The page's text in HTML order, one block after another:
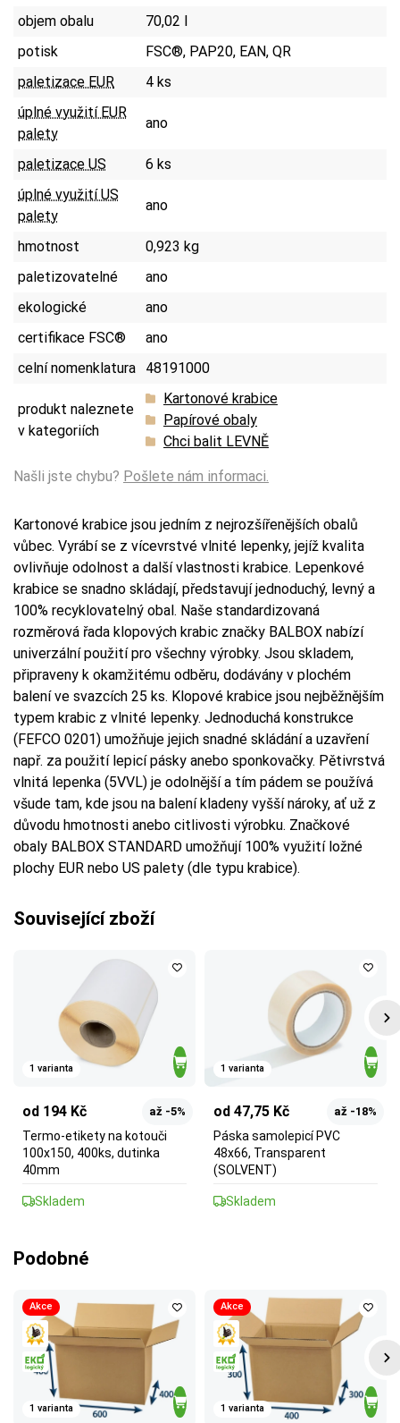
objem obalu
70,02 l
potisk
FSC®, PAP20, EAN, QR
paletizace EUR
4 ks
úplné využití EUR
palety
ano
paletizace US
6 ks
úplné využití US
palety
ano
hmotnost
0,923 kg
paletizovatelné
ano
ekologické
ano
certifikace FSC®
ano
celní nomenklatura
48191000
produkt naleznete
v kategoriích
Kartonové krabice
Papírové obaly
Chci balit LEVNĚ
Našli jste chybu? Pošlete nám informaci.
Kartonové krabice jsou jedním z nejrozšířenějších obalů
vůbec. Vyrábí se z vícevrstvé vlnité lepenky, jejíž kvalita
ovlivňuje odolnost a další vlastnosti krabice. Lepenkové
krabice se snadno skládají, představují jednoduchý, levný a
100% recyklovatelný obal. Naše standardizovaná
rozměrová řada klopových krabic značky BALBOX nabízí
univerzální použití pro všechny výrobky. Jsou skladem,
připraveny k okamžitému odběru, dodávány v plochém
balení ve svazcích 25 ks. Klopové krabice jsou nejběžnějším
typem krabic z vlnité lepenky. Jednoduchá konstrukce
(FEFCO 0201) umožňuje jejich snadné skládání a uzavření
např. za použití lepicí pásky anebo sponkovačky. Pětivrstvá
vlnitá lepenka (5VVL) je odolnější a tím pádem se používá
všude tam, kde jsou na balení kladeny vyšší nároky, ať už z
důvodu hmotnosti anebo citlivosti výrobku. Značkové
obaly BALBOX STANDARD umožňují 100% využití ložné
plochy EUR nebo US palety (dle typu krabice).
Související zboží
1 varianta
od 194 Kč až -5%
Termo-etikety na kotouči
100x150, 400ks, dutinka
40mm
Skladem
1 varianta
od 47,75 Kč až -18%
Páska samolepicí PVC
48x66, Transparent
(SOLVENT)
Skladem
Podobné
Akce
1 varianta
Akce
1 varianta